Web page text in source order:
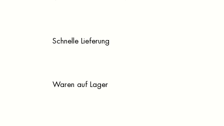
Schnelle Lieferung
Waren auf Lager